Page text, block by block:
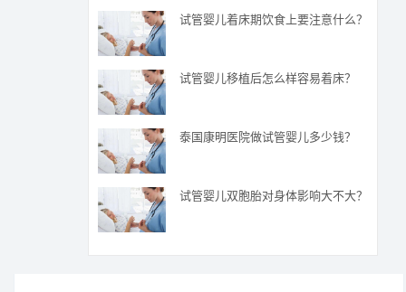
试管婴儿着床期饮食上要注意什么？
试管婴儿移植后怎么样容易着床？
泰国康明医院做试管婴儿多少钱？
试管婴儿双胞胎对身体影响大不大？